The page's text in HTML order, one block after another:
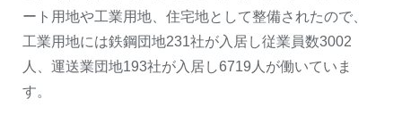
ート用地や工業用地、住宅地として整備されたので、
工業用地には鉄鋼団地231社が入居し従業員数3002
人、運送業団地193社が入居し6719人が働いていま
す。